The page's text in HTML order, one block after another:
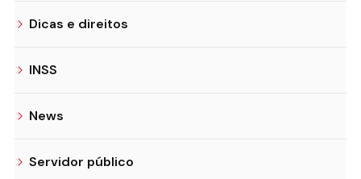
Dicas e direitos
INSS
News
Servidor público